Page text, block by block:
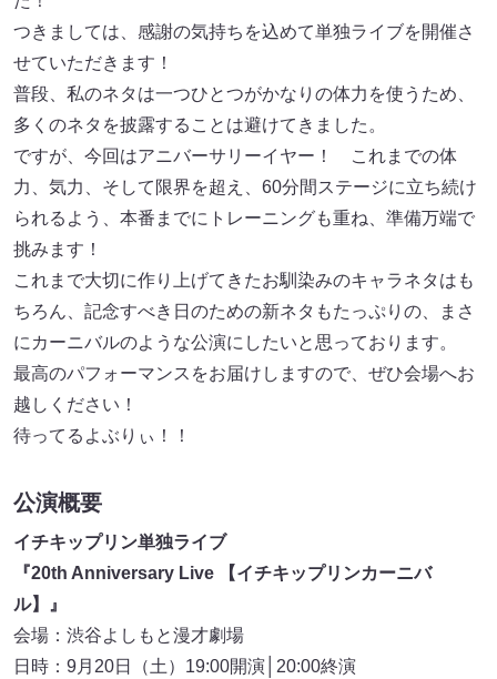
つきましては、感謝の気持ちを込めて単独ライブを開催さ
せていただきます！
普段、私のネタは一つひとつがかなりの体力を使うため、
多くのネタを披露することは避けてきました。
ですが、今回はアニバーサリーイヤー！ これまでの体
力、気力、そして限界を超え、60分間ステージに立ち続け
られるよう、本番までにトレーニングも重ね、準備万端で
挑みます！
これまで大切に作り上げてきたお馴染みのキャラネタはも
ちろん、記念すべき日のための新ネタもたっぷりの、まさ
にカーニバルのような公演にしたいと思っております。
最高のパフォーマンスをお届けしますので、ぜひ会場へお
越しください！
待ってるよぶりぃ！！
公演概要
イチキップリン単独ライブ
『20th Anniversary Live 【イチキップリンカーニバ
ル】』
会場：渋谷よしもと漫才劇場
日時：9月20日（土）19:00開演│20:00終演